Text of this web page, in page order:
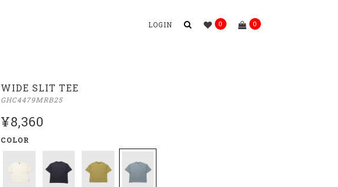
LOGIN 0 0
WIDE SLIT TEE
GHC4479MRB25
¥8,360
COLOR